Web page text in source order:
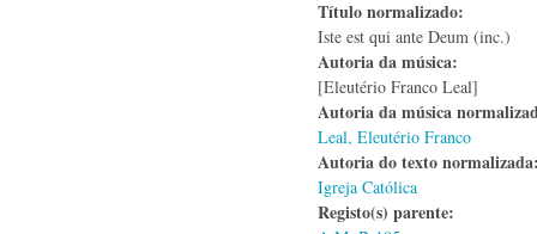
Título normalizado:
Iste est qui ante Deum (inc.)
Autoria da música:
[Eleutério Franco Leal]
Autoria da música
Leal, Eleutério Franco
Autoria do texto
Igreja Católica
Registo(s) parente: